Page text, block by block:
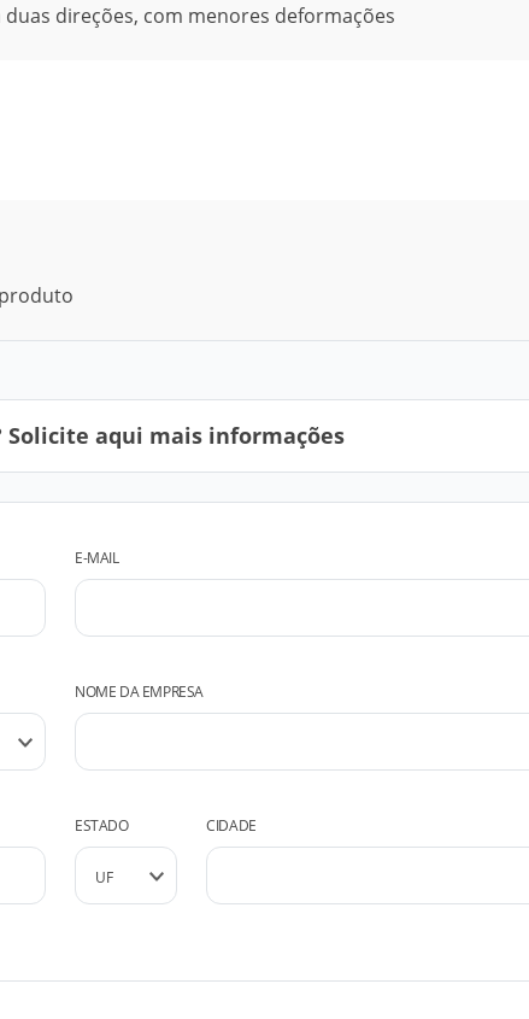
direções, com menores deformações
Solicite aqui mais informações
E-MAIL
NOME DA EMPRESA
ESTADO CIDADE